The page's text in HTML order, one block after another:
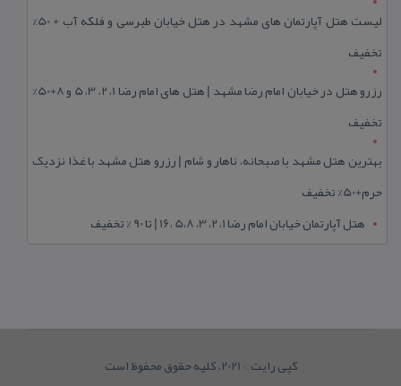
لیست هتل آپارتمان های مشهد در هتل خیابان طبرسی و فلکه آب + 50%
تخفیف
رزرو هتل در خیابان امام رضا مشهد | هتل‌ های امام رضا 1، 2، 3، 5 و 8+50%
تخفیف
بهترین هتل مشهد با صبحانه، ناهار و شام | رزرو هتل مشهد با غذا نزدیک
حرم+50% تخفیف
هتل آپارتمان خیابان امام رضا 1، 2، 3، 5،8 ،16 | تا 90 % تخفیف
کپی رایت © 2021. کلیه حقوق محفوظ است